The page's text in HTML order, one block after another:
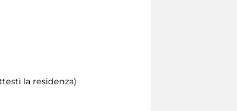
la residenza)